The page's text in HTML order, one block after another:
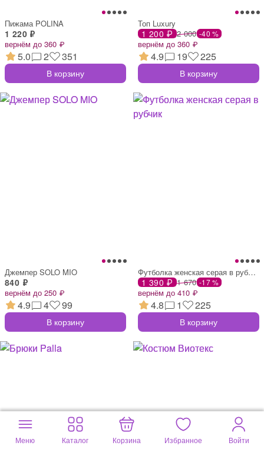
Пижама POLINA
1 220 ₽
вернём до 360 ₽
5.0 2 351
В корзину
Топ Luxury
1 200 ₽ 2 000 -40 %
вернём до 360 ₽
4.9 19 225
В корзину
Джемпер SOLO MIO
840 ₽
вернём до 250 ₽
4.9 4 99
В корзину
Футболка женская серая в рубчик
1 390 ₽ 1 670 -17 %
вернём до 410 ₽
4.8 1 225
В корзину
Меню Каталог Корзина Избранное Войти